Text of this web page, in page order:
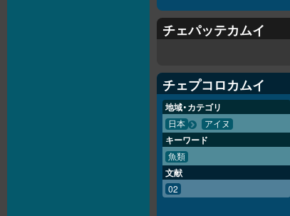
チェパッテカムイ
チェプコロカムイ
地域・カテゴリ
日本 アイヌ
キーワード
魚類
文献
02